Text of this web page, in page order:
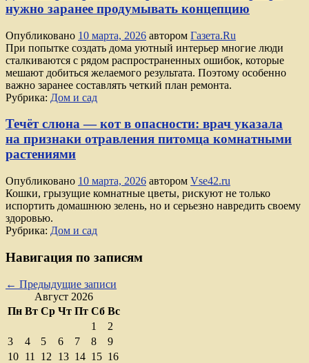
нужно заранее продумывать концепцию
Опубликовано 10 марта, 2026 автором Газета.Ru
При попытке создать дома уютный интерьер многие люди
сталкиваются с рядом распространенных ошибок, которые
мешают добиться желаемого результата. Поэтому особенно
важно заранее составлять четкий план ремонта.
Рубрика: Дом и сад
Течёт слюна — кот в опасности: врач указала
на признаки отравления питомца комнатными
растениями
Опубликовано 10 марта, 2026 автором Vse42.ru
Кошки, грызущие комнатные цветы, рискуют не только
испортить домашнюю зелень, но и серьезно навредить своему
здоровью.
Рубрика: Дом и сад
Навигация по записям
← Предыдущие записи
Август 2026
Пн Вт Ср Чт Пт Сб Вс
1
2
3
4 5 6 7 8
9
10 11 12 13 14 15 16